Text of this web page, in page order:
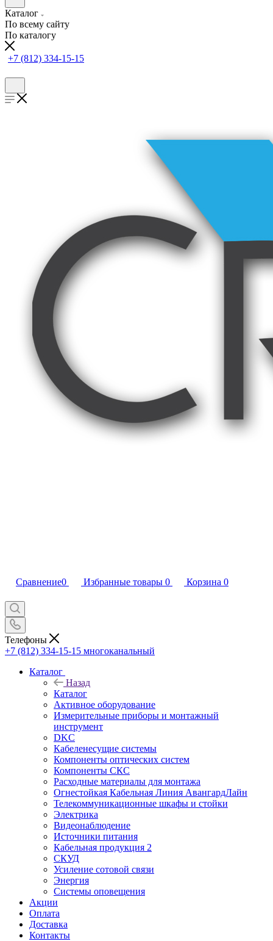
Каталог
По всему сайту
По каталогу
+7 (812) 334-15-15
Сравнение0 Избранные товары 0 Корзина 0
Телефоны
+7 (812) 334-15-15 многоканальный
Каталог
Назад
Каталог
Активное оборудование
Измерительные приборы и монтажный
инструмент
DKC
Кабеленесущие системы
Компоненты оптических систем
Компоненты СКС
Расходные материалы для монтажа
Огнестойкая Кабельная Линия АвангардЛайн
Телекоммуникационные шкафы и стойки
Электрика
Видеонаблюдение
Источники питания
Кабельная продукция 2
СКУД
Усиление сотовой связи
Энергия
Системы оповещения
Акции
Оплата
Доставка
Контакты